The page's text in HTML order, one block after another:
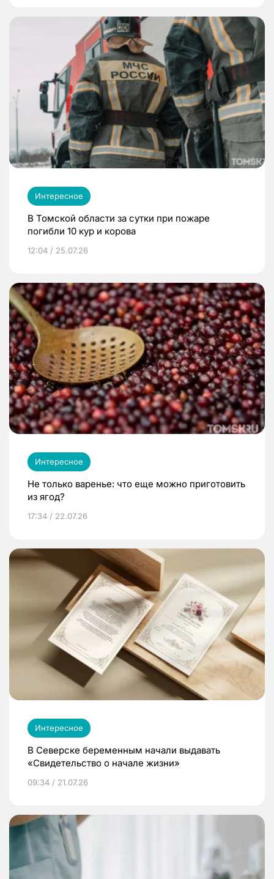
Интересное
В Томской области за сутки при пожаре
погибли 10 кур и корова
12:04 / 25.07.26
Интересное
Не только варенье: что еще можно приготовить
из ягод?
17:34 / 22.07.26
Интересное
В Северске беременным начали выдавать
«Свидетельство о начале жизни»
09:34 / 21.07.26